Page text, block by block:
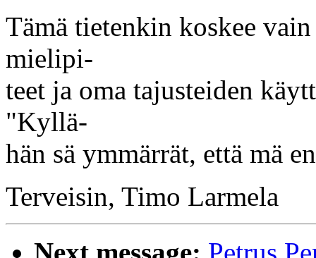
Tämä tietenkin koskee
mielipi-
teet ja oma tajusteiden
"Kyllä-
hän sä ymmärrät, että mä
Terveisin, Timo Larmela